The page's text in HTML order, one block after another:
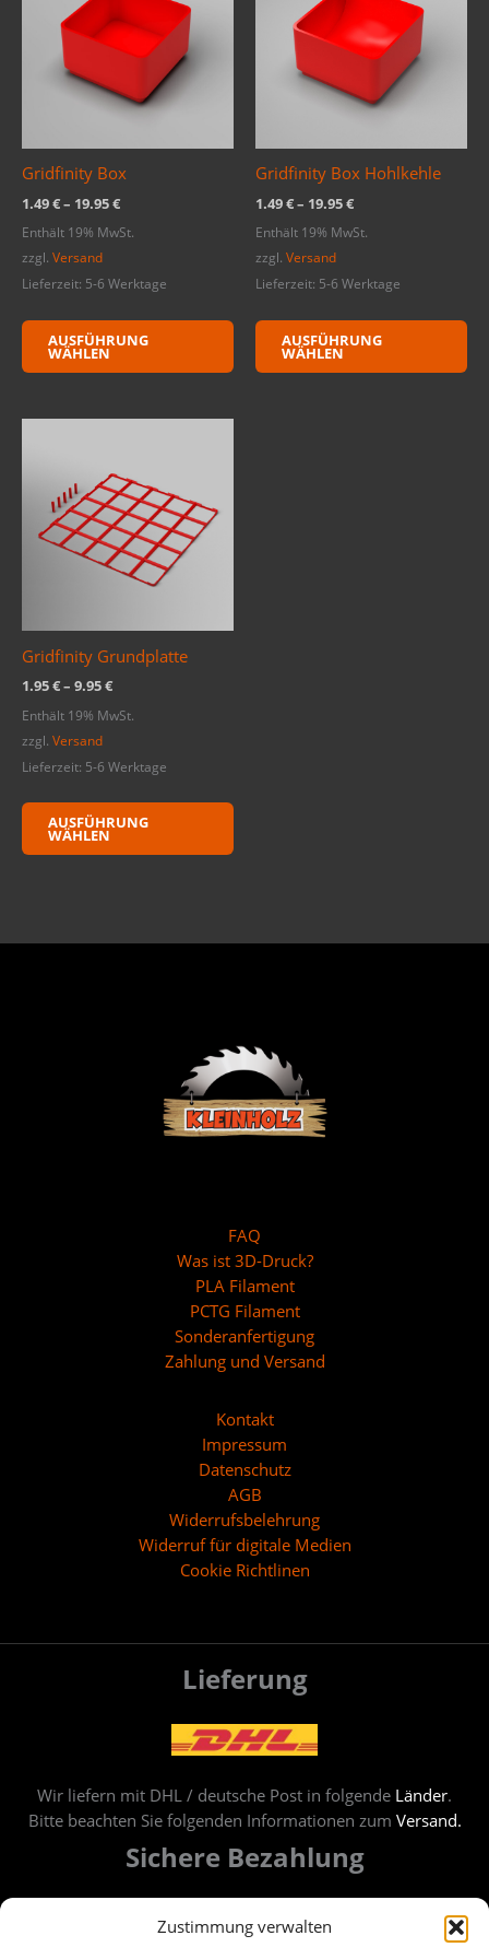
Zustimmung verwalten
Gridfinity Box
1.49€– 19.95€
Enthält 19% MwSt.
zzgl. Versand
Lieferzeit: 5-6 Werktage
AUSFÜHRUNG
WÄHLEN
mehrere
Varianten
können
der
Produktseite
gewählt
werden
Gridfinity Box Hohlkehle
1.49€– 19.95€
Enthält 19% MwSt.
zzgl. Versand
Lieferzeit: 5-6 Werktage
AUSFÜHRUNG
WÄHLEN
Gridfinity Grundplatte
1.95€– 9.95€
9.95 €
Enthält 19% MwSt.
zzgl. Versand
Lieferzeit: 5-6 Werktage
AUSFÜHRUNG
WÄHLEN
können
FAQ
Was ist 3D-Druck?
PLA Filament
PCTG Filament
Sonderanfertigung
Zahlung und Versand
Kontakt
Impressum
Datenschutz
AGB
Widerrufsbelehrung
Widerruf für digitale Medien
Cookie Richtlinen
Lieferung
Wir liefern mit DHL / deutsche Post in folgende Länder.
Bitte beachten Sie folgenden Informationen zum Versand.
Sichere Bezahlung